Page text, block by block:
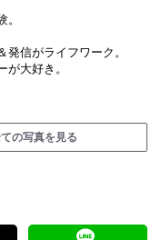
発信がライフワーク。
が大好き。
の写真を見る